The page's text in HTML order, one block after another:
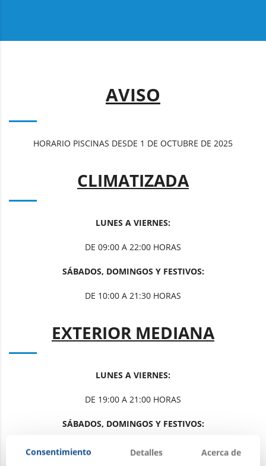
AVISO
HORARIO PISCINAS DESDE 1 DE OCTUBRE DE 2025
CLIMATIZADA
LUNES A VIERNES:
DE 09:00 A 22:00 HORAS
SÁBADOS, DOMINGOS Y FESTIVOS:
DE 10:00 A 21:30 HORAS
EXTERIOR MEDIANA
LUNES A VIERNES:
DE 19:00 A 21:00 HORAS
SÁBADOS, DOMINGOS Y FESTIVOS:
DE 12:30 A 13:30 HORAS
Consentimiento Detalles Acerca de